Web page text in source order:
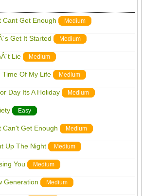
Cant Get Enough Medium
Get It Started Medium
Lie Medium
Time Of My Life Medium
Day Its A Holiday Medium
Easy
Can't Get Enough Medium
Up The Night Medium
You Medium
Generation Medium